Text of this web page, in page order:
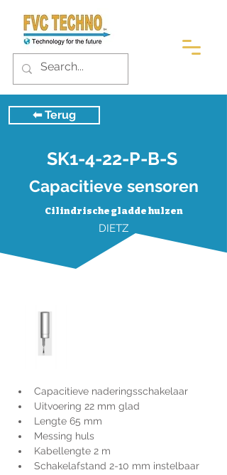
⬅︎ Terug
SK1-4-22-P-B-S
Capacitieve sensoren
Cilindrische gladde hulzen
DIETZ
Capacitieve naderingsschakelaar
Uitvoering 22 mm glad
Lengte 65 mm
Messing huls
Kabellengte 2 m
Schakelafstand 2-10 mm instelbaar